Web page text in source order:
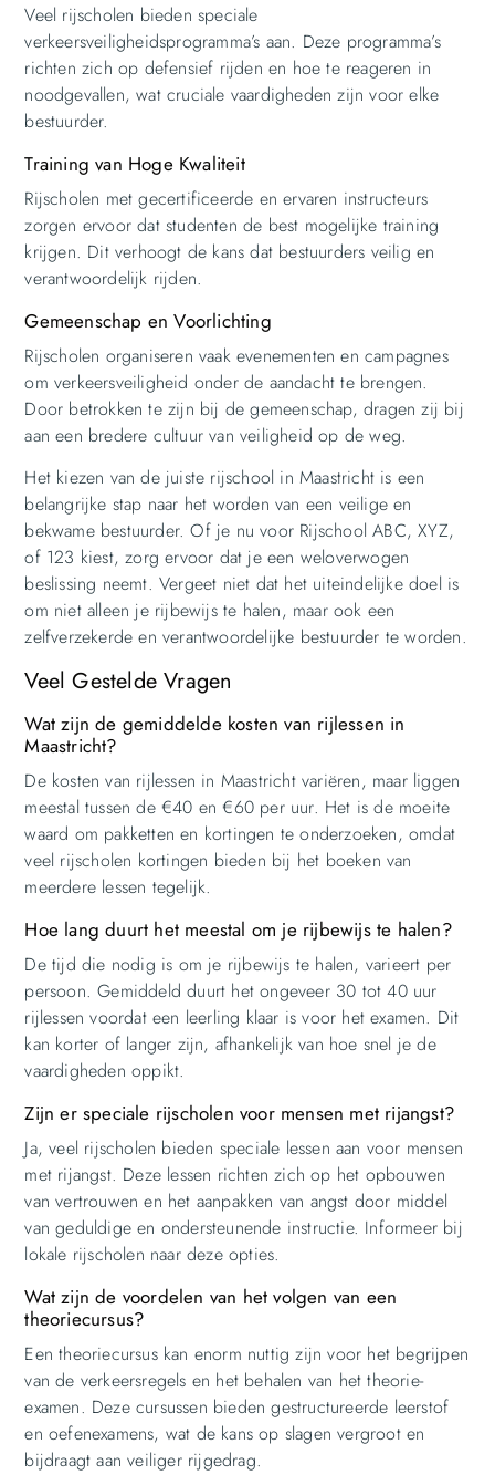
Veel rijscholen bieden speciale
verkeersveiligheidsprogramma’s aan. Deze programma’s
richten zich op defensief rijden en hoe te reageren in
noodgevallen, wat cruciale vaardigheden zijn voor elke
bestuurder.
Training van Hoge Kwaliteit
Rijscholen met gecertificeerde en ervaren instructeurs
zorgen ervoor dat studenten de best mogelijke training
krijgen. Dit verhoogt de kans dat bestuurders veilig en
verantwoordelijk rijden.
Gemeenschap en Voorlichting
Rijscholen organiseren vaak evenementen en campagnes
om verkeersveiligheid onder de aandacht te brengen.
Door betrokken te zijn bij de gemeenschap, dragen zij bij
aan een bredere cultuur van veiligheid op de weg.
Het kiezen van de juiste rijschool in Maastricht is een
belangrijke stap naar het worden van een veilige en
bekwame bestuurder. Of je nu voor Rijschool ABC, XYZ,
of 123 kiest, zorg ervoor dat je een weloverwogen
beslissing neemt. Vergeet niet dat het uiteindelijke doel is
om niet alleen je rijbewijs te halen, maar ook een
zelfverzekerde en verantwoordelijke bestuurder te worden.
Veel Gestelde Vragen
Wat zijn de gemiddelde kosten van rijlessen in
Maastricht?
De kosten van rijlessen in Maastricht variëren, maar liggen
meestal tussen de €40 en €60 per uur. Het is de moeite
waard om pakketten en kortingen te onderzoeken, omdat
veel rijscholen kortingen bieden bij het boeken van
meerdere lessen tegelijk.
Hoe lang duurt het meestal om je rijbewijs te halen?
De tijd die nodig is om je rijbewijs te halen, varieert per
persoon. Gemiddeld duurt het ongeveer 30 tot 40 uur
rijlessen voordat een leerling klaar is voor het examen. Dit
kan korter of langer zijn, afhankelijk van hoe snel je de
vaardigheden oppikt.
Zijn er speciale rijscholen voor mensen met rijangst?
Ja, veel rijscholen bieden speciale lessen aan voor mensen
met rijangst. Deze lessen richten zich op het opbouwen
van vertrouwen en het aanpakken van angst door middel
van geduldige en ondersteunende instructie. Informeer bij
lokale rijscholen naar deze opties.
Wat zijn de voordelen van het volgen van een
theoriecursus?
Een theoriecursus kan enorm nuttig zijn voor het begrijpen
van de verkeersregels en het behalen van het theorie-
examen. Deze cursussen bieden gestructureerde leerstof
en oefenexamens, wat de kans op slagen vergroot en
bijdraagt aan veiliger rijgedrag.